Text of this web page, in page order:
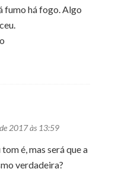
fumo há fogo. Algo
2017 às 13:59
tom é, mas será que a
verdadeira?